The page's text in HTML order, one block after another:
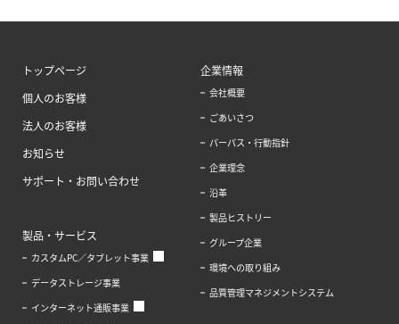
トップページ
個人のお客様
法人のお客様
お知らせ
サポート・お問い合わせ
製品・サービス
カスタムPC／タブレット事業
データストレージ事業
インターネット通販事業
企業情報
会社概要
ごあいさつ
パーパス・行動指針
企業理念
沿革
製品ヒストリー
グループ企業
環境への取り組み
品質管理マネジメントシステム